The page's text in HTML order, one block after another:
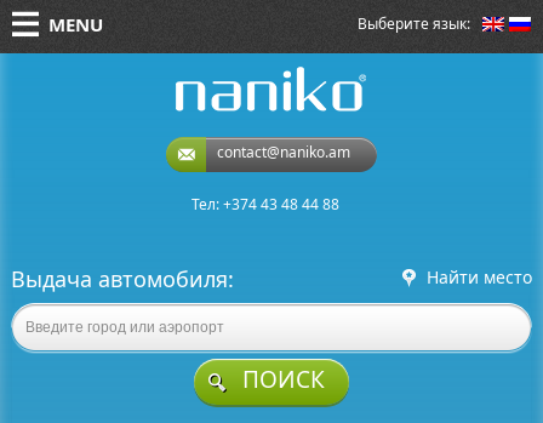
Выберите язык:
MENU
contact@naniko.am
Тел: +374 43 48 44 88
Выдача автомобиля: Найти место
ПОИСК